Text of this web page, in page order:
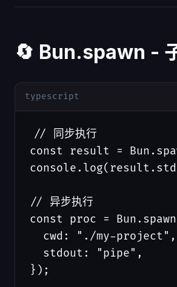
🔄 Bun.spawn -
typescript
// 同步执行
const result =
// 异步执行
const proc =
  cwd: "./my-project",
  stdout: "pipe",
});